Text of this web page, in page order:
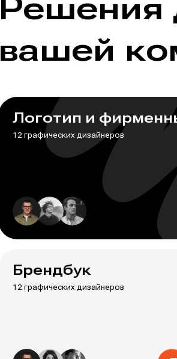
Решения
вашей
Логотип и
12 графических дизайнеров
Брендбук
12 графических дизайнеров